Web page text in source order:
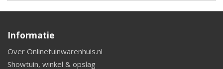
Informatie
Over Onlinetuinwarenhuis.nl
Showtuin, winkel & opslag